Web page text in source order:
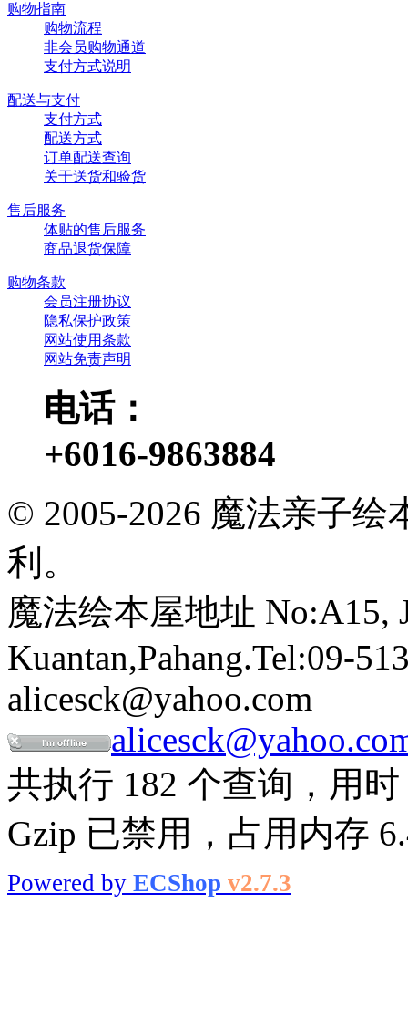
购物指南
购物流程
非会员购物通道
支付方式说明
配送与支付
支付方式
配送方式
订单配送查询
关于送货和验货
售后服务
体贴的售后服务
商品退货保障
购物条款
会员注册协议
隐私保护政策
网站使用条款
网站免责声明
电话：
+6016-9863884
© 2005-2026 魔法亲子
利。
魔法绘本屋地址 No:A15,
Kuantan,Pahang.Tel:09-
alicesck@yahoo.com
共执行 182 个查询，用
Gzip 已禁用，占用内存
Powered by ECShop v2.7.3